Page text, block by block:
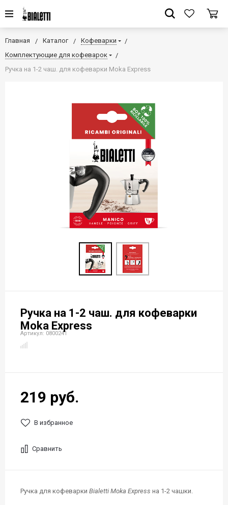
Главная Каталог
Кофеварки
Комплектующие для кофеварок
Ручка на 1-2 чаш. для кофеварки Moka Express
Ручка на 1-2 чаш. для кофеварки
Moka Express
Артикул: 0800241
219 руб.
В избранное
Сравнить
Ручка для кофеварки Bialetti Moka Express на 1-2 чашки.